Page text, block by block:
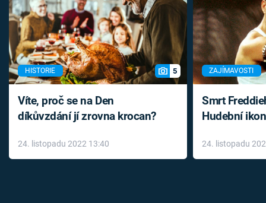
HISTORIE 5
Víte, proč se na Den
díkůvzdání jí zrovna krocan?
24. listopadu 2022 13:40
ZAJÍMAVOSTI
Smrt
Hudební
léky
24. listopadu